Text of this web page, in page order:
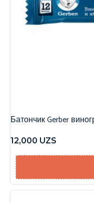
Батончик Gerber
12,000 UZS